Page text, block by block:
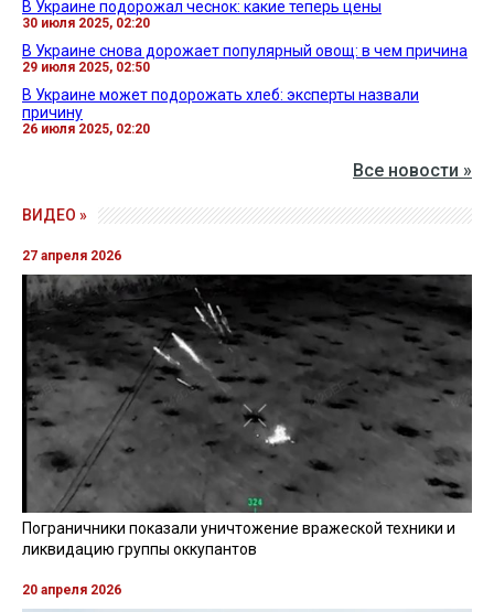
В Украине подорожал чеснок: какие теперь цены
30 июля 2025, 02:20
В Украине снова дорожает популярный овощ: в чем причина
29 июля 2025, 02:50
В Украине может подорожать хлеб: эксперты назвали
причину
26 июля 2025, 02:20
Все новости »
ВИДЕО »
27 апреля 2026
Пограничники показали уничтожение вражеской техники и
ликвидацию группы оккупантов
20 апреля 2026